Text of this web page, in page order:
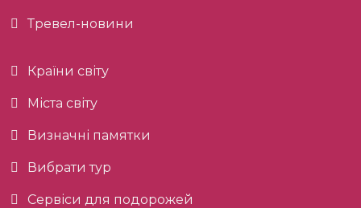
Тревел-новини
Країни світу
Міста світу
Визначні памятки
Вибрати тур
Сервіси для подорожей